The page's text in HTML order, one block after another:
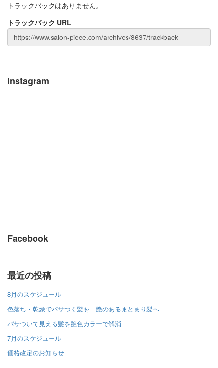
トラックバックはありません。
トラックバック URL
Instagram
Facebook
最近の投稿
8月のスケジュール
色落ち・乾燥でパサつく髪を、艶のあるまとまり髪へ
パサついて見える髪を艶色カラーで解消
7月のスケジュール
価格改定のお知らせ